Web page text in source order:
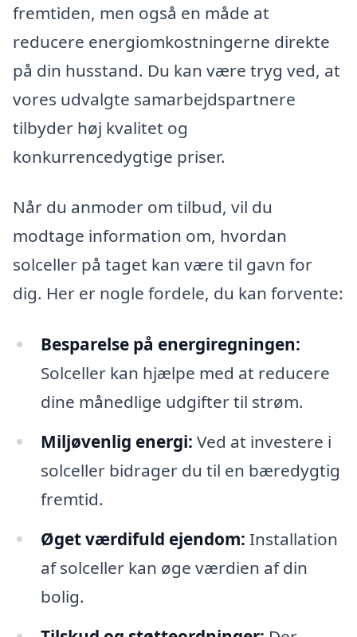
fremtiden, men også en måde at
reducere energiomkostningerne direkte
på din husstand. Du kan være tryg ved, at
vores udvalgte samarbejdspartnere
tilbyder høj kvalitet og
konkurrencedygtige priser.
Når du anmoder om tilbud, vil du
modtage information om, hvordan
solceller på taget kan være til gavn for
dig. Her er nogle fordele, du kan forvente:
Besparelse på energiregningen:
Solceller kan hjælpe med at reducere
dine månedlige udgifter til strøm.
Miljøvenlig energi: Ved at investere i
solceller bidrager du til en bæredygtig
fremtid.
Øget værdifuld ejendom: Installation
af solceller kan øge værdien af din
bolig.